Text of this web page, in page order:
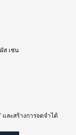
ส เช่น
ละสร้างการจดจำได้